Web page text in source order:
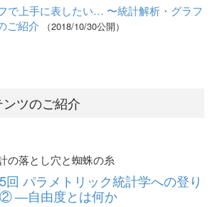
で上手に表したい… 〜統計解析・グラフ
ご紹介
（2018/10/30公開）
ツのご紹介
の落とし穴と蜘蛛の糸
回 パラメトリック統計学への登り
―自由度とは何か